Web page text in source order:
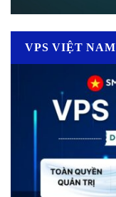
VPS VIỆT NAM